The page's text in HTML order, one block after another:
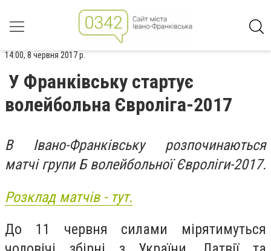
14:00, 8 червня 2017 р.
У Франківську стартує
волейбольна Євроліга-2017
В Івано-Франківську розпочинаються
матчі групи Б волейбольної Євроліги-2017.
Розклад матчів - тут.
До 11 червня силами мірятимуться